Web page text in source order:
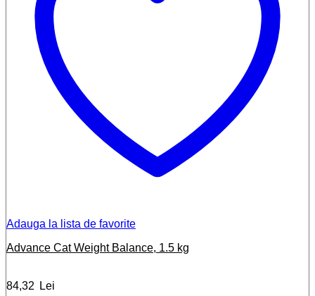
Adauga la lista de favorite
Advance Cat Weight Balance, 1.5 kg
84,32 Lei